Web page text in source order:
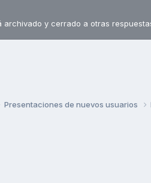
archivado y cerrado a otras
Presentaciones de nuevos usuarios